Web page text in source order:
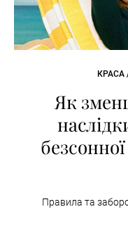
КРАСА
Як
Правила та